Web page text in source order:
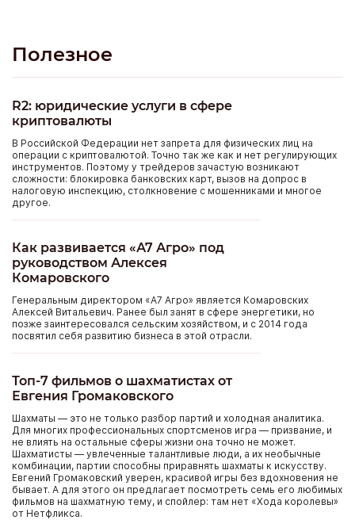
Полезное
R2: юридические услуги в сфере
криптовалюты
В Российской Федерации нет запрета для физических лиц на
операции с криптовалютой. Точно так же как и нет регулирующих
инструментов. Поэтому у трейдеров зачастую возникают
сложности: блокировка банковских карт, вызов на допрос в
налоговую инспекцию, столкновение с мошенниками и многое
другое.
Как развивается «А7 Агро» под
руководством Алексея
Комаровского
Генеральным директором «А7 Агро» является Комаровских
Алексей Витальевич. Ранее был занят в сфере энергетики, но
позже заинтересовался сельским хозяйством, и с 2014 года
посвятил себя развитию бизнеса в этой отрасли.
Топ-7 фильмов о шахматистах от
Евгения Громаковского
Шахматы — это не только разбор партий и холодная аналитика.
Для многих профессиональных спортсменов игра — призвание, и
не влиять на остальные сферы жизни она точно не может.
Шахматисты — увлеченные талантливые люди, а их необычные
комбинации, партии способны приравнять шахматы к искусству.
Евгений Громаковский уверен, красивой игры без вдохновения не
бывает. А для этого он предлагает посмотреть семь его любимых
фильмов на шахматную тему, и спойлер: там нет «Хода королевы»
от Нетфликса.